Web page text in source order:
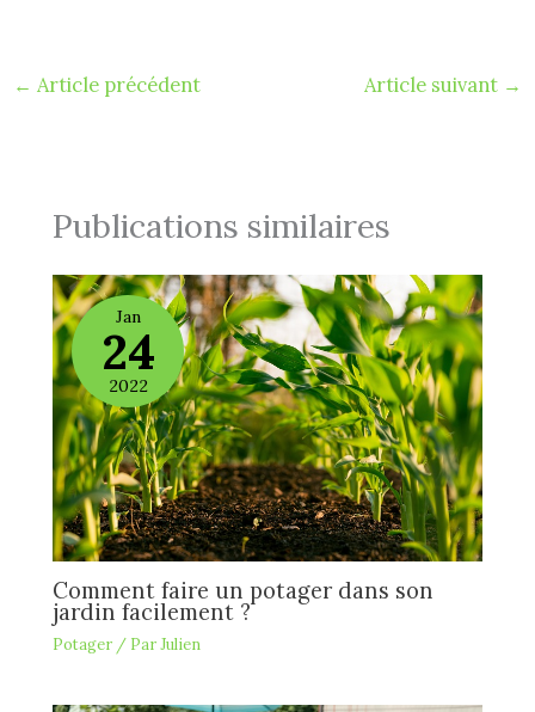
← Article précédent Article suivant →
Publications similaires
Jan
24
2022
Comment faire un potager dans son
jardin facilement ?
Potager/ ParJulien